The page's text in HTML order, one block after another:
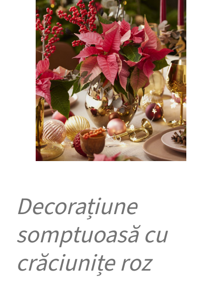
Decorațiune
somptuoasă cu
crăciunițe roz